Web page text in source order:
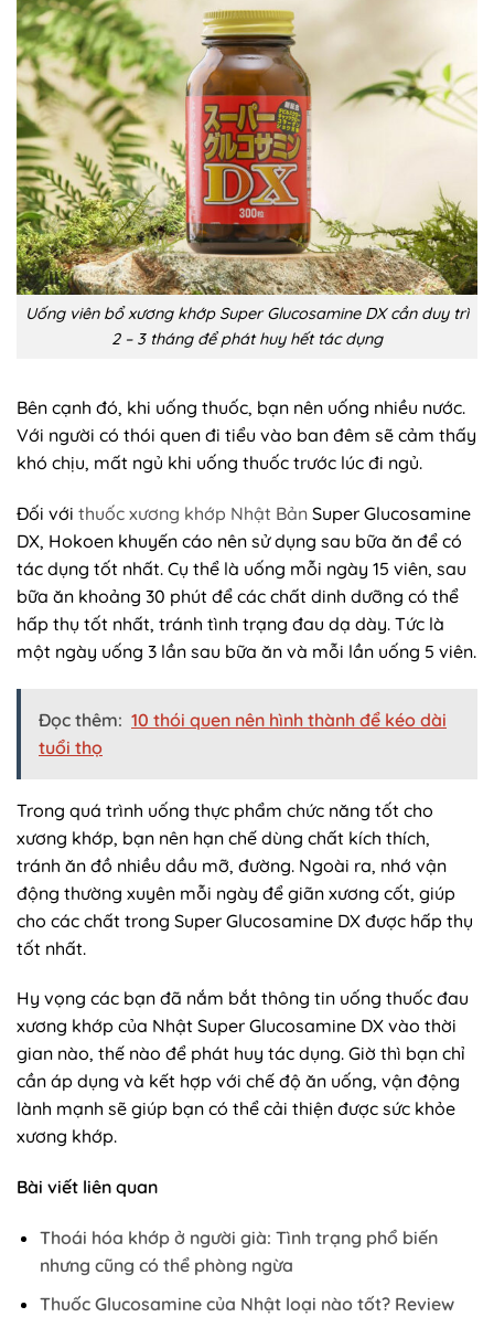
Uống viên bổ xương khớp Super Glucosamine DX cần duy trì
2 – 3 tháng để phát huy hết tác dụng
Bên cạnh đó, khi uống thuốc, bạn nên uống nhiều nước.
Với người có thói quen đi tiểu vào ban đêm sẽ cảm thấy
khó chịu, mất ngủ khi uống thuốc trước lúc đi ngủ.
Đối với thuốc xương khớp Nhật Bản Super Glucosamine
DX, Hokoen khuyến cáo nên sử dụng sau bữa ăn để có
tác dụng tốt nhất. Cụ thể là uống mỗi ngày 15 viên, sau
bữa ăn khoảng 30 phút để các chất dinh dưỡng có thể
hấp thụ tốt nhất, tránh tình trạng đau dạ dày. Tức là
một ngày uống 3 lần sau bữa ăn và mỗi lần uống 5 viên.
Đọc thêm: 10 thói quen nên hình thành để kéo dài
tuổi thọ
Trong quá trình uống thực phẩm chức năng tốt cho
xương khớp, bạn nên hạn chế dùng chất kích thích,
tránh ăn đồ nhiều dầu mỡ, đường. Ngoài ra, nhớ vận
động thường xuyên mỗi ngày để giãn xương cốt, giúp
cho các chất trong Super Glucosamine DX được hấp thụ
tốt nhất.
Hy vọng các bạn đã nắm bắt thông tin uống thuốc đau
xương khớp của Nhật Super Glucosamine DX vào thời
gian nào, thế nào để phát huy tác dụng. Giờ thì bạn chỉ
cần áp dụng và kết hợp với chế độ ăn uống, vận động
lành mạnh sẽ giúp bạn có thể cải thiện được sức khỏe
xương khớp.
Bài viết liên quan
Thoái hóa khớp ở người già: Tình trạng phổ biến
nhưng cũng có thể phòng ngừa
Thuốc Glucosamine của Nhật loại nào tốt? Review